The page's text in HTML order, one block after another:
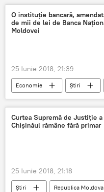
Romania
Ministerul
scoli
O instituție bancară,
de mii de lei de Banca
Moldovei
25 Iunie 2018, 21:39
Economie Știri
FinComBank
Banca
lege
banca
sanctiuni
amenda
Curtea Supremă de Justiție
Chișinăul rămâne fără primar
25 Iunie 2018, 21:18
Știri Republica Moldova